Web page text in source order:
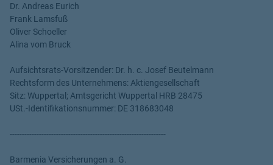
Dr. Andreas Eurich
Frank Lamsfuß
Oliver Schoeller
Alina vom Bruck
Aufsichtsrats-Vorsitzender: Dr. h. c. Josef Beutelmann
Rechtsform des Unternehmens: Aktiengesellschaft
Sitz: Wuppertal; Amtsgericht Wuppertal HRB 28475
USt.-Identifikationsnummer: DE 318683048
----------------------------------------------------------------
Barmenia Versicherungen a. G.